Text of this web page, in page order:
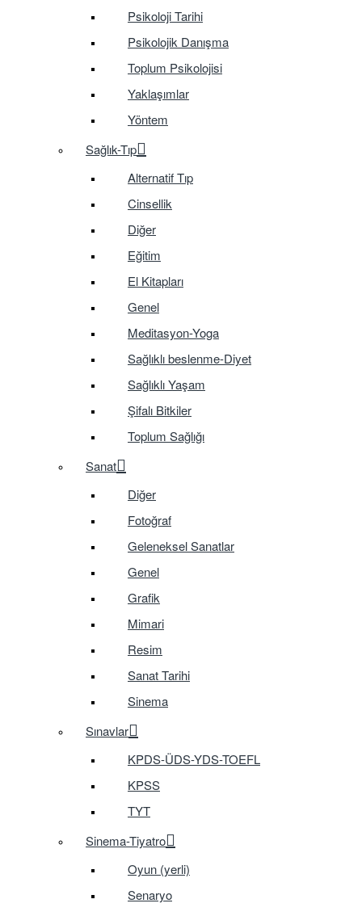
Psikoloji Tarihi
Psikolojik Danışma
Toplum Psikolojisi
Yaklaşımlar
Yöntem
Sağlık-Tıp
Alternatif Tıp
Cinsellik
Diğer
Eğitim
El Kitapları
Genel
Meditasyon-Yoga
Sağlıklı beslenme-Diyet
Sağlıklı Yaşam
Şifalı Bitkiler
Toplum Sağlığı
Sanat
Diğer
Fotoğraf
Geleneksel Sanatlar
Genel
Grafik
Mimari
Resim
Sanat Tarihi
Sinema
Sınavlar
KPDS-ÜDS-YDS-TOEFL
KPSS
TYT
Sinema-Tiyatro
Oyun (yerli)
Senaryo